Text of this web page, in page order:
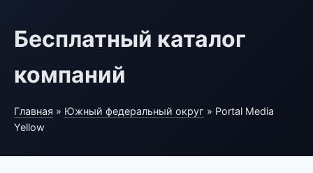
Бесплатный каталог
компаний
Главная » Южный федеральный округ » Portal Media
Yellow